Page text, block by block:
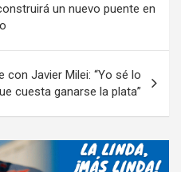
M
ail
er
ar
tir
un nuevo puente en
Javier Milei: “Yo sé lo
cuesta ganarse la plata”